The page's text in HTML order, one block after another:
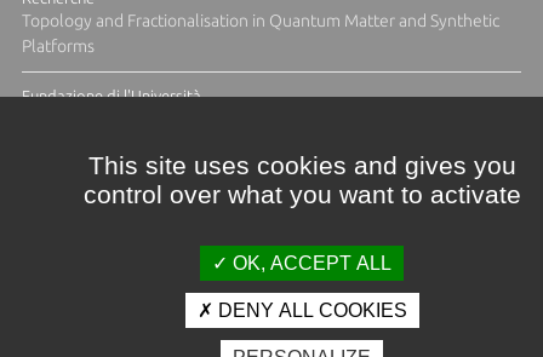
Topology and Fractionalisation in Quantum Matter and Synthetic
Platforms
Fundazione di l'Università
Crédits et mentions légales
This site uses cookies and gives you
control over what you want to activate
OK, ACCEPT ALL
DENY ALL COOKIES